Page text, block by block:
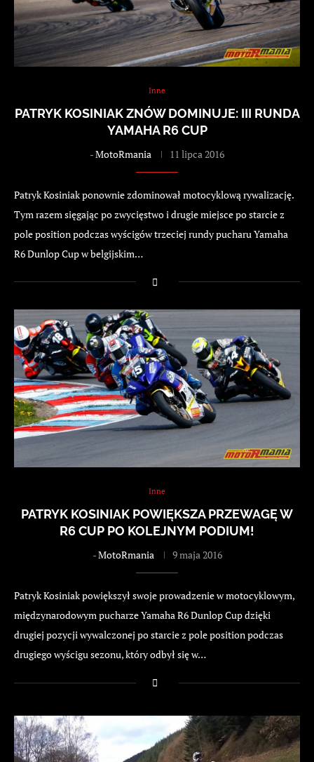
Inne
PATRYK KOSINIAK ZNÓW DOMINUJE: III RUNDA
YAMAHA R6 CUP
-MotoRmania 11 lipca 2016
Patryk Kosiniak ponownie zdominował motocyklową rywalizację.
Tym razem sięgając po zwycięstwo i drugie miejsce po starcie z
pole position podczas wyścigów trzeciej rundy pucharu Yamaha
R6 Dunlop Cup w belgijskim…
Inne
PATRYK KOSINIAK POWIĘKSZA PRZEWAGĘ W
R6 CUP PO KOLEJNYM PODIUM!
-MotoRmania 9 maja 2016
Patryk Kosiniak powiększył swoje prowadzenie w motocyklowym,
międzynarodowym pucharze Yamaha R6 Dunlop Cup dzięki
drugiej pozycji wywalczonej po starcie z pole position podczas
drugiego wyścigu sezonu, który odbył się w…